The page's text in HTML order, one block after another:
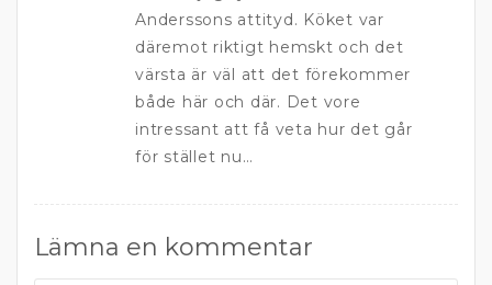
Anderssons attityd. Köket var
däremot riktigt hemskt och det
värsta är väl att det förekommer
både här och där. Det vore
intressant att få veta hur det går
för stället nu…
Lämna en kommentar